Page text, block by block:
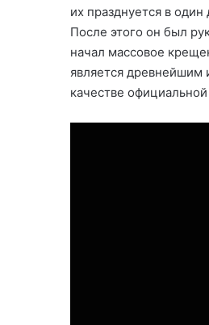
их празднуется в
После этого он был
начал массовое
является древнейшим
качестве